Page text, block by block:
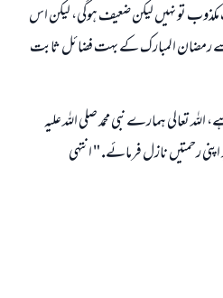
تو نہيں ليكن ضعيف ہوگى، ليكن اس
رمضان المبارك كے بہت فضائل ثابت
اللہ تعالى ہمارے نبى محمد صلى اللہ عليہ
رحمتيں نازل فرمائے. " انتہى